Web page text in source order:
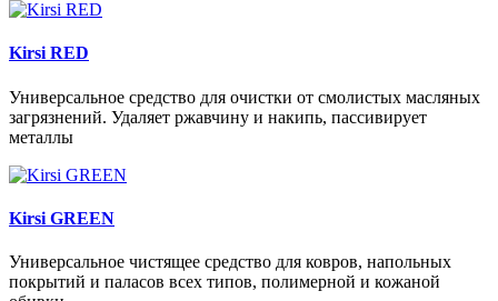
Kirsi RED
Универсальное средство для очистки от смолистых масляных
загрязнений. Удаляет ржавчину и накипь, пассивирует
металлы
Kirsi GREEN
Универсальное чистящее средство для ковров, напольных
покрытий и паласов всех типов, полимерной и кожаной